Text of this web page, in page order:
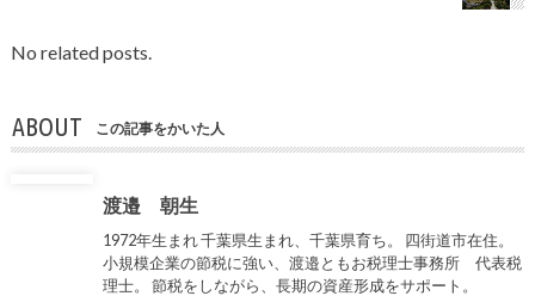
No related posts.
ABOUT この記事をかいた人
渡邉 朝生
1972年生まれ 千葉県生まれ、千葉県育ち。 四街道市在住。
小規模企業の節税に強い、渡邉ともお税理士事務所 代表税
理士。 節税をしながら、長期の資産形成をサポート。